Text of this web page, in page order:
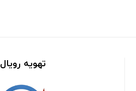
تهویه رویال